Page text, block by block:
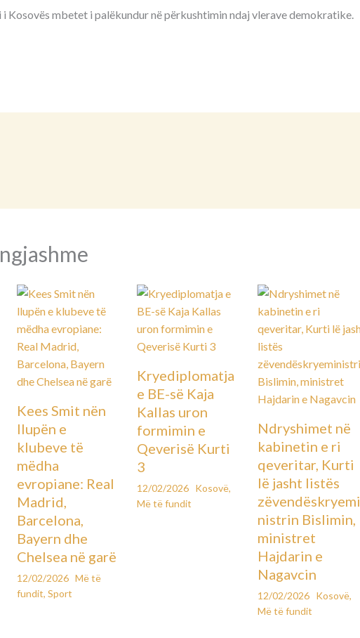
Kosovës mbetet i palëkundur në përkushtimin ndaj vlerave demokratike.
Kees Smit nën
llupën e
klubeve të
mëdha
evropiane: Real
Madrid,
Barcelona,
Bayern dhe
Chelsea në garë
12/02/2026 Më të
fundit, Sport
Kryediplomatja
e BE-së Kaja
Kallas uron
formimin e
Qeverisë Kurti
3
12/02/2026 Kosovë,
Më të fundit
Ndryshimet në
kabinetin e ri
qeveritar, Kurti
lë jasht listës
zëvendëskryemi
nistrin Bislimin,
ministret
Hajdarin e
Nagavcin
12/02/2026 Kosovë,
Më të fundit